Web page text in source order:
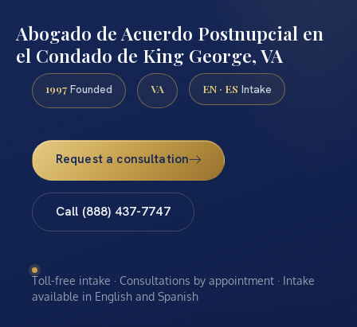
Abogado de Acuerdo Postnupcial en
el Condado de King George, VA
1997 Founded VA EN · ES Intake
Request a consultation
Call (888) 437-7747
Toll-free intake · Consultations by appointment · Intake
available in English and Spanish